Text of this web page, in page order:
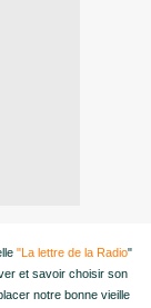
"La lettre de la Radio"
et savoir choisir son
notre bonne vieille